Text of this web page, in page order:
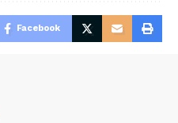
Facebook